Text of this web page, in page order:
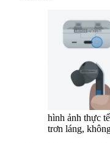
hình ảnh thực
trơn láng,